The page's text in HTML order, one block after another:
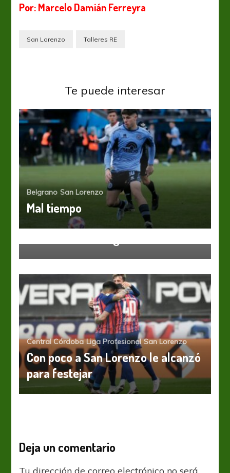
Por: Marcelo Damián Ferreyra
San Lorenzo Talleres RE
Te puede interesar
Belgrano San Lorenzo
Mal tiempo
San Lorenzo
Central Córdoba Liga Profesional San Lorenzo
Con poco a San Lorenzo le alcanzó
para festejar
Deja un comentario